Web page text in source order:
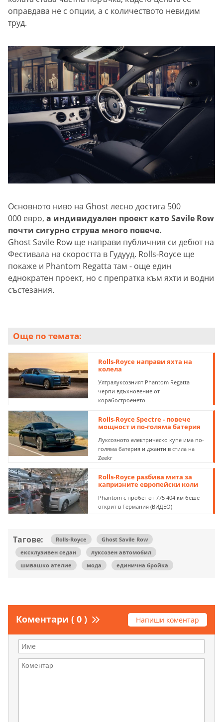
оправдава не с опции, а с количеството невидим
труд.
Основното ниво на Ghost лесно достига 500
000 евро, а индивидуален проект като Savile Row
почти сигурно струва много повече.
Ghost Savile Row ще направи публичния си дебют на
Фестивала на скоростта в Гудууд. Rolls-Royce ще
покаже и Phantom Regatta там - още един
еднократен проект, но с препратка към яхти и водни
състезания.
Още по темата:
Rolls-Royce направи яхта на
колела
Ултралуксозният Phantom Regatta
черпи вдъхновение от
корабостроенето
Rolls-Royce Spectre - повече
мощност и по-голяма батерия
Луксозното електрическо купе има по-
голяма батерия и джанти в стила на
Zeekr
Rolls-Royce разбива мита за
капризните европейски коли
Phantom с пробег от 775 404 км беше
открит в Германия (ВИДЕО)
Тагове: Rolls-Royce
Ghost Savile Row
ексклузивен седан
луксозен автомобил
шивашко ателие
мода единична бройка
Коментари ( 0 ) Напиши коментар